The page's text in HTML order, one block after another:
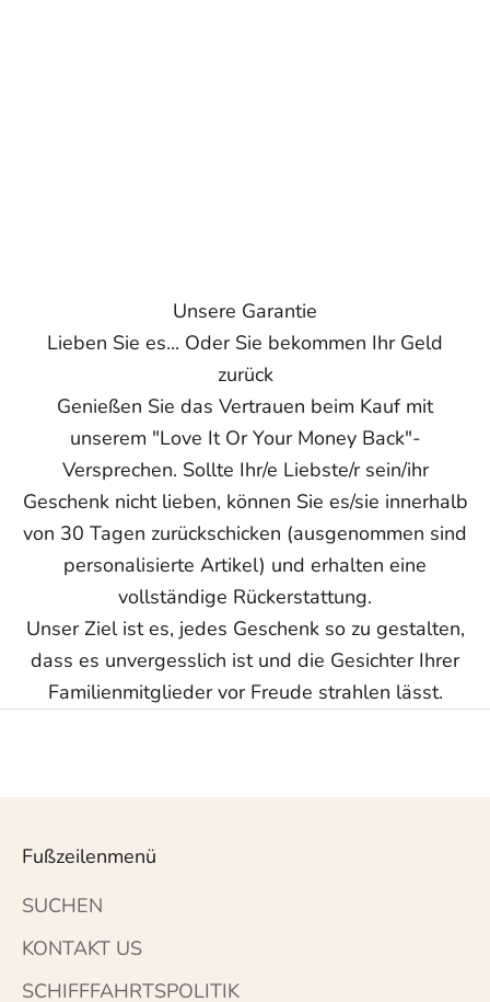
Unsere Garantie
Lieben Sie es... Oder Sie bekommen Ihr Geld
zurück
Genießen Sie das Vertrauen beim Kauf mit
unserem "Love It Or Your Money Back"-
Versprechen. Sollte Ihr/e Liebste/r sein/ihr
Geschenk nicht lieben, können Sie es/sie innerhalb
von 30 Tagen zurückschicken (ausgenommen sind
personalisierte Artikel) und erhalten eine
vollständige Rückerstattung.
Unser Ziel ist es, jedes Geschenk so zu gestalten,
dass es unvergesslich ist und die Gesichter Ihrer
Familienmitglieder vor Freude strahlen lässt.
Fußzeilenmenü
SUCHEN
KONTAKT US
SCHIFFFAHRTSPOLITIK